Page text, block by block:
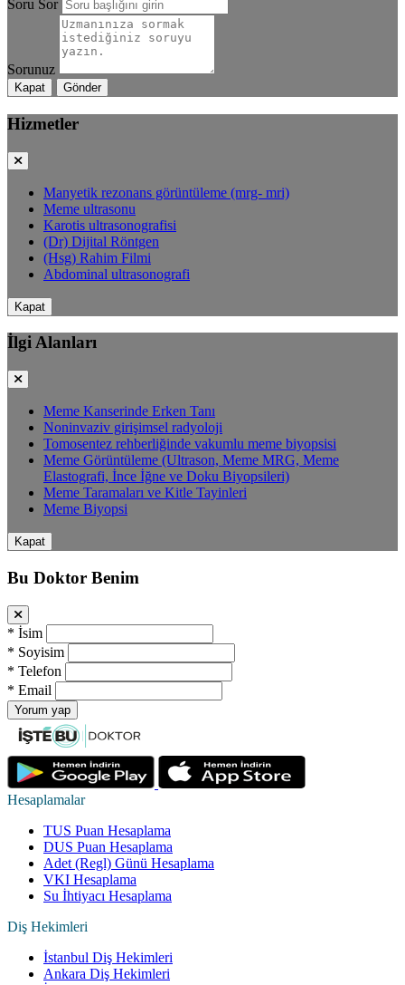
Soru Sor
Sorunuz
Kapat Gönder
Hizmetler
Manyetik rezonans görüntüleme (mrg- mri)
Meme ultrasonu
Karotis ultrasonografisi
(Dr) Dijital Röntgen
(Hsg) Rahim Filmi
Abdominal ultrasonografi
Kapat
İlgi Alanları
Meme Kanserinde Erken Tanı
Noninvaziv girişimsel radyoloji
Tomosentez rehberliğinde vakumlu meme biyopsisi
Meme Görüntüleme (Ultrason, Meme MRG, Meme
Elastografi, İnce İğne ve Doku Biyopsileri)
Meme Taramaları ve Kitle Tayinleri
Meme Biyopsi
Kapat
Bu Doktor Benim
* İsim
* Soyisim
* Telefon
* Email
Yorum yap
Hesaplamalar
TUS Puan Hesaplama
DUS Puan Hesaplama
Adet (Regl) Günü Hesaplama
VKI Hesaplama
Su İhtiyacı Hesaplama
Diş Hekimleri
İstanbul Diş Hekimleri
Ankara Diş Hekimleri